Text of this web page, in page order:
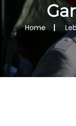
Home